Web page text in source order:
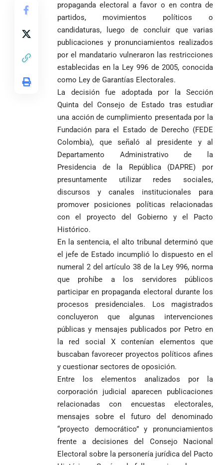
propaganda electoral a favor o en contra de
partidos, movimientos políticos o
candidaturas, luego de concluir que varias
publicaciones y pronunciamientos realizados
por el mandatario vulneraron las restricciones
establecidas en la Ley 996 de 2005, conocida
como Ley de Garantías Electorales.
La decisión fue adoptada por la Sección
Quinta del Consejo de Estado tras estudiar
una acción de cumplimiento presentada por la
Fundación para el Estado de Derecho (FEDE
Colombia), que señaló al presidente y al
Departamento Administrativo de la
Presidencia de la República (DAPRE) por
presuntamente utilizar redes sociales,
discursos y canales institucionales para
promover posiciones políticas relacionadas
con el proyecto del Gobierno y el Pacto
Histórico.
En la sentencia, el alto tribunal determinó que
el jefe de Estado incumplió lo dispuesto en el
numeral 2 del artículo 38 de la Ley 996, norma
que prohíbe a los servidores públicos
participar en propaganda electoral durante los
procesos presidenciales. Los magistrados
concluyeron que algunas intervenciones
públicas y mensajes publicados por Petro en
la red social X contenían elementos que
buscaban favorecer proyectos políticos afines
y cuestionar sectores de oposición.
Entre los elementos analizados por la
corporación judicial aparecen publicaciones
relacionadas con encuestas electorales,
mensajes sobre el futuro del denominado
“proyecto democrático” y pronunciamientos
frente a decisiones del Consejo Nacional
Electoral sobre la personería jurídica del Pacto
Medellín
MÁS
Caninos de la
Policía
frustran envío
de 20 kilos de
cocaína
ocultos en
encomienda
hacia Medellín
1
Fico Gutiérrez
presiones
evento de
Petro en
Medellín
durante
de mayo
Fico Gutiérrez
demanda
nombramiento
Supersalud y
pide
suspensión
inmediata del
Antioquia
Tarso revive el
legado del beato
Jesús Aníbal
Gómez a 90 años
de su martirio
El papa León XIV
nombra al padre
Diego Luis Rendón
Urrea como nuevo
obispo de Jericó
estudiantes
indígenas,
afrodescendientes
campesinos
inician nueva
jornada académica
en Medellín
Política
MÁS
Gustavo Petro
pide sacar a
Angie
Rodríguez tras
sus denuncias
de corrupción
y la llama
“Gran
Manipuladora”
Iván Cepeda
preconteo,
pero pide
impugnar
33.000 mesas
y vigilar el
Gustavo Petro
afirma que “no
se puede
proclamar
presidente” y
Deportes
MÁS
Luis Díaz
polémica y
divide las
redes por su
visita familiar
la Espriella
El golazo de
Sidny Lopes
Cabral de
Cabo Verde
ante Argentina
es elegido el
mejor del
Mundial 2026
Costa de
Marfil
sorprende a
Ecuador en el
último suspiro
y acaba con su
Columnistas
MÁS
La espada que
Petro usó para
MOTORES, LA
Acoso sexual en
medios: Nueva
presidencial
Tarso revive el
legado del beato
Jesús Aníbal
Gómez a 90 años
de su martirio
El papa León XIV
nombra al padre
Diego Luis Rendón
Urrea como nuevo
obispo de Jericó
Más de 700
estudiantes
indígenas,
afrodescendientes
y mestizos
inician nueva